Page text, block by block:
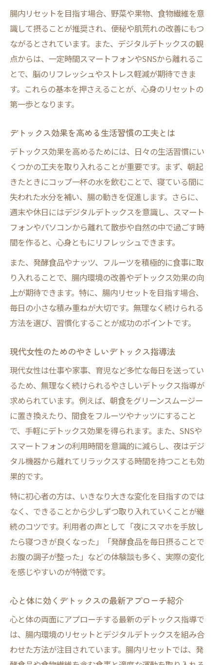
最大の効果を生むデトックス習慣とは
デトックス効果を最大化する日常習慣の作
り方
継続しやすいデトックス習慣のポイントを
解説
デトックス指導で変わる生活リズムの整え
効果を高めるデトックス実践の秘訣まとめ
デトックス習慣化で心身のすっきり感を実
現
現代女性が選ぶデジタルデトックス方法
デジタルデトックスのやり方と効果的な実
践法
女性に人気のデジタルデトックス実践例紹
介
デトックス指導で学ぶスマホ断ちのコツと
効果
デジタルデトックスを始める際の注意点ま
とめ
果
腸内リセットを叶える食事デトックス法
腸内リセットに効く食事デトックスの基本
とは
デトックス指導で選ぶ最強の食材とは何か
毎日の食事で実践できるデトックス法を解
説
腸内環境改善に役立つデトックスメニュー
デトックス食材で便通・むくみを解消する
方法
日常で始めるやさしいデトックスのすすめ
初心者でもできる日常デトックスの始め方
デトックス指導で見直す生活と食事のポイ
ント
慣
デトックス効果を感じるセルフケアの工夫
集
日常生活に取り入れるデトックスの具体例
腸内リセットを目指す場合、野菜や果物、食物繊維を意
識して摂ることが推奨され、便秘や肌荒れの改善にもつ
ながるとされています。また、デジタルデトックスの観
点からは、一定時間スマートフォンやSNSから離れるこ
とで、脳のリフレッシュやストレス軽減が期待できま
す。これらの基本を押さえることが、心身のリセットの
第一歩となります。
デトックス効果を高める生活習慣の工夫とは
デトックス効果を高めるためには、日々の生活習慣にい
くつかの工夫を取り入れることが重要です。まず、朝起
きたときにコップ一杯の水を飲むことで、寝ている間に
失われた水分を補い、腸の動きを促進します。さらに、
週末や休日にはデジタルデトックスを意識し、スマート
フォンやパソコンから離れて散歩や自然の中で過ごす時
間を作ると、心身ともにリフレッシュできます。
また、発酵食品やナッツ、フルーツを積極的に食事に取
り入れることで、腸内環境の改善やデトックス効果の向
上が期待できます。特に、腸内リセットを目指す場合、
毎日の小さな積み重ねが大切です。無理なく続けられる
方法を選び、習慣化することが成功のポイントです。
現代女性のためのやさしいデトックス指導法
現代女性は仕事や家事、育児など多忙な毎日を送ってい
るため、無理なく続けられるやさしいデトックス指導が
求められています。例えば、朝食をグリーンスムージー
に置き換えたり、間食をフルーツやナッツにすること
で、手軽にデトックス効果を得られます。また、SNSや
スマートフォンの利用時間を意識的に減らし、夜はデジ
タル機器から離れてリラックスする時間を持つことも効
果的です。
特に初心者の方は、いきなり大きな変化を目指すのでは
なく、できることから少しずつ取り入れていくことが継
続のコツです。利用者の声として「夜にスマホを手放し
たら寝つきが良くなった」「発酵食品を毎日摂ることで
お腹の調子が整った」などの体験談も多く、実際の変化
を感じやすいのが特徴です。
心と体に効くデトックスの最新アプローチ紹介
心と体の両面にアプローチする最新のデトックス指導で
は、腸内環境のリセットとデジタルデトックスを組み合
わせた方法が注目されています。腸内リセットでは、発